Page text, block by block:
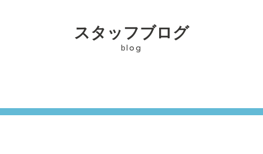
スタッフブログ
blog